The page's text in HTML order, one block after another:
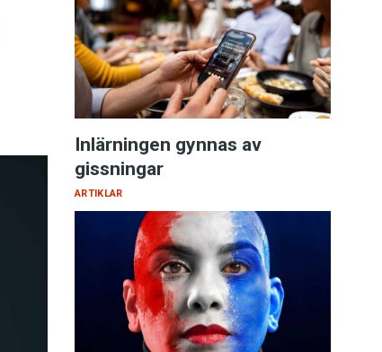
Inlärningen gynnas av
gissningar
ARTIKLAR